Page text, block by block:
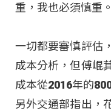
重，我也必須慎重。
一切都要審慎評估
成本分析，但傅崐
成本從2016年的
另外交通部指出，